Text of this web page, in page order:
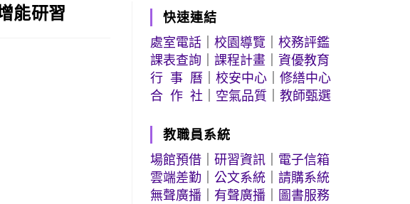
能研習
快速連結
處室電話 ｜校園導覽 ｜校務評鑑
課表查詢 ｜課程計畫 ｜資優教育
行 事 曆 ｜校安中心 ｜修繕中心
合 作 社
空氣品質 ｜教師甄選
教職員系統
場館預借 ｜研習資訊
電子信箱
雲端差勤 ｜公文系統 ｜請購系統
無聲廣播
有聲廣播 圖書服務